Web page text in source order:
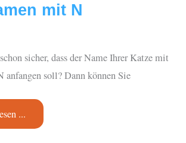
mit N
sicher, dass der Name Ihrer Katze mit
anfangen soll? Dann können Sie
...